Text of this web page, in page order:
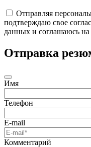
Отправляя
подтверждаю свое
данных и соглашаюсь на
Отправка
Имя
Телефон
E-mail
Комментарий